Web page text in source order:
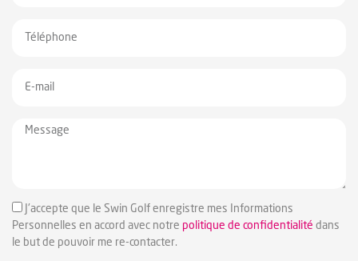
J'accepte que le Swin Golf enregistre mes Informations
Personnelles en accord avec notre politique de confidentialité dans
le but de pouvoir me re-contacter.